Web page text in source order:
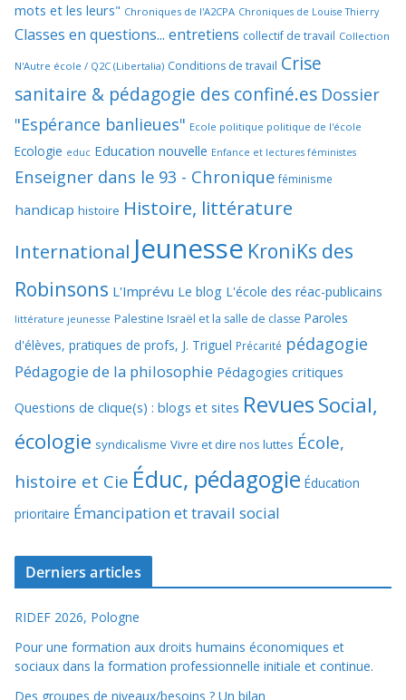
mots et les leurs" Chroniques de l'A2CPA Chroniques de Louise Thierry
Classes en questions... entretiens collectif de travail Collection
N'Autre école / Q2C (Libertalia) Conditions de travail Crise
sanitaire & pédagogie des confiné.es Dossier
"Espérance banlieues" Ecole politique politique de l'école
Ecologie educ Education nouvelle Enfance et lectures féministes
Enseigner dans le 93 - Chronique féminisme
handicap histoire Histoire, littérature
International Jeunesse KroniKs des
Robinsons L'Imprévu Le blog L'école des réac-publicains
littérature jeunesse Palestine Israël et la salle de classe Paroles
d'élèves, pratiques de profs, J. Triguel Précarité pédagogie
Pédagogie de la philosophie Pédagogies critiques
Questions de clique(s) : blogs et sites RevuesSocial,
écologie syndicalisme Vivre et dire nos luttes École,
histoire et Cie Éduc, pédagogie Éducation
prioritaire Émancipation et travail social
Derniers articles
RIDEF 2026, Pologne
Pour une formation aux droits humains économiques et
sociaux dans la formation professionnelle initiale et continue.
Des groupes de niveaux/besoins ? Un bilan